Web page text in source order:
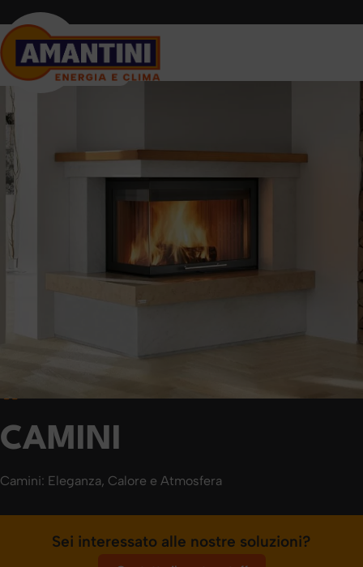
CAMINI
Camini: Eleganza, Calore e Atmosfera
Sei interessato alle nostre soluzioni?